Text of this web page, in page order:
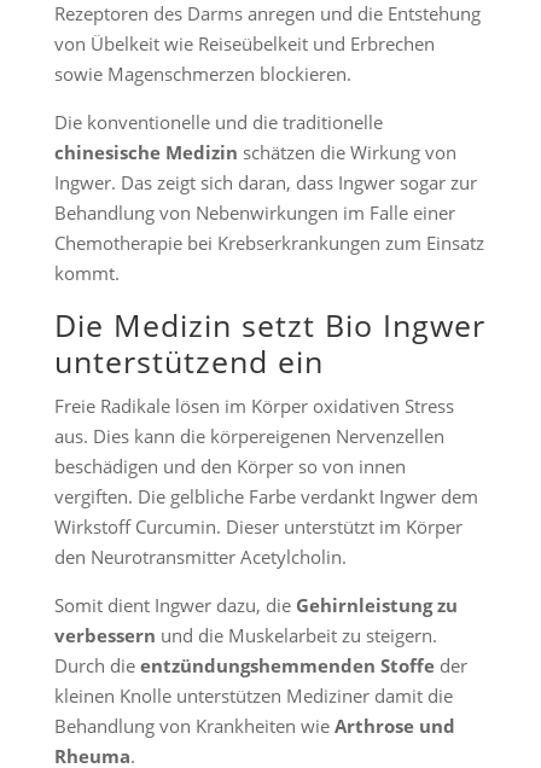
Rezeptoren des Darms anregen und die Entstehung
von Übelkeit wie Reiseübelkeit und Erbrechen
sowie Magenschmerzen blockieren.
Die konventionelle und die traditionelle
chinesische Medizin schätzen die Wirkung von
Ingwer. Das zeigt sich daran, dass Ingwer sogar zur
Behandlung von Nebenwirkungen im Falle einer
Chemotherapie bei Krebserkrankungen zum Einsatz
kommt.
Die Medizin setzt Bio Ingwer
unterstützend ein
Freie Radikale lösen im Körper oxidativen Stress
aus. Dies kann die körpereigenen Nervenzellen
beschädigen und den Körper so von innen
vergiften. Die gelbliche Farbe verdankt Ingwer dem
Wirkstoff Curcumin. Dieser unterstützt im Körper
den Neurotransmitter Acetylcholin.
Somit dient Ingwer dazu, die Gehirnleistung zu
verbessern und die Muskelarbeit zu steigern.
Durch die entzündungshemmenden Stoffeder
kleinen Knolle unterstützen Mediziner damit die
Behandlung von Krankheiten wie Arthrose und
Rheuma.